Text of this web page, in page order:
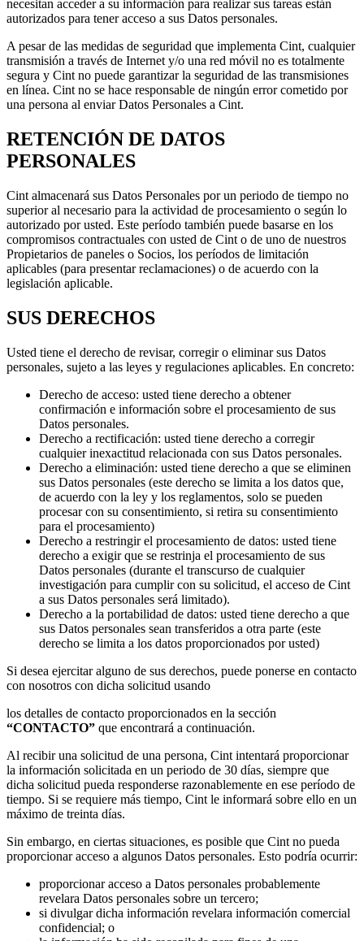
necesitan acceder a su información para realizar sus tareas están
autorizados para tener acceso a sus Datos personales.
A pesar de las medidas de seguridad que implementa Cint, cualquier
transmisión a través de Internet y/o una red móvil no es totalmente
segura y Cint no puede garantizar la seguridad de las transmisiones
en línea. Cint no se hace responsable de ningún error cometido por
una persona al enviar Datos Personales a Cint.
RETENCIÓN DE DATOS
PERSONALES
Cint almacenará sus Datos Personales por un periodo de tiempo no
superior al necesario para la actividad de procesamiento o según lo
autorizado por usted. Este período también puede basarse en los
compromisos contractuales con usted de Cint o de uno de nuestros
Propietarios de paneles o Socios, los períodos de limitación
aplicables (para presentar reclamaciones) o de acuerdo con la
legislación aplicable.
SUS DERECHOS
Usted tiene el derecho de revisar, corregir o eliminar sus Datos
personales, sujeto a las leyes y regulaciones aplicables. En concreto:
Derecho de acceso: usted tiene derecho a obtener
confirmación e información sobre el procesamiento de sus
Datos personales.
Derecho a rectificación: usted tiene derecho a corregir
cualquier inexactitud relacionada con sus Datos personales.
Derecho a eliminación: usted tiene derecho a que se eliminen
sus Datos personales (este derecho se limita a los datos que,
de acuerdo con la ley y los reglamentos, solo se pueden
procesar con su consentimiento, si retira su consentimiento
para el procesamiento)
Derecho a restringir el procesamiento de datos: usted tiene
derecho a exigir que se restrinja el procesamiento de sus
Datos personales (durante el transcurso de cualquier
investigación para cumplir con su solicitud, el acceso de Cint
a sus Datos personales será limitado).
Derecho a la portabilidad de datos: usted tiene derecho a que
sus Datos personales sean transferidos a otra parte (este
derecho se limita a los datos proporcionados por usted)
Si desea ejercitar alguno de sus derechos, puede ponerse en contacto
con nosotros con dicha solicitud usando
los detalles de contacto proporcionados en la sección
“CONTACTO” que encontrará a continuación.
Al recibir una solicitud de una persona, Cint intentará proporcionar
la información solicitada en un periodo de 30 días, siempre que
dicha solicitud pueda responderse razonablemente en ese período de
tiempo. Si se requiere más tiempo, Cint le informará sobre ello en un
máximo de treinta días.
Sin embargo, en ciertas situaciones, es posible que Cint no pueda
proporcionar acceso a algunos Datos personales. Esto podría ocurrir:
proporcionar acceso a Datos personales probablemente
revelara Datos personales sobre un tercero;
si divulgar dicha información revelara información comercial
confidencial; o